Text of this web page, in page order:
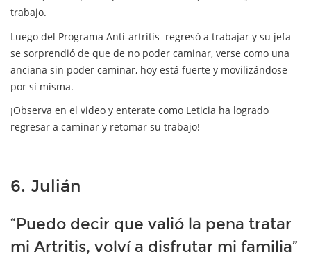
trabajo.
Luego del Programa Anti-artritis regresó a trabajar y su jefa
se sorprendió de que de no poder caminar, verse como una
anciana sin poder caminar, hoy está fuerte y movilizándose
por sí misma.
¡Observa en el video y enterate como Leticia ha logrado
regresar a caminar y retomar su trabajo!
6. Julián
“Puedo decir que valió la pena tratar
mi Artritis, volví a disfrutar mi familia”